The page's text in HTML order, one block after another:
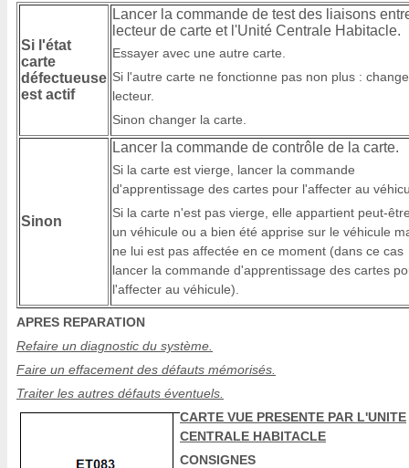
Si l'état
carte
défectueuse
est actif
Lancer la commande de test des liaisons
lecteur de carte et l'Unité Centrale Habitacle.
Essayer avec une autre carte.
Si l'autre carte ne fonctionne pas non plus :
lecteur.
Sinon changer la carte.
Sinon
Lancer la commande de contrôle de la carte.
Si la carte est vierge, lancer la commande
d'apprentissage des cartes pour l'affecter au
Si la carte n'est pas vierge, elle appartient peut-
un véhicule ou a bien été apprise sur le véhicule
ne lui est pas affectée en ce moment (dans ce cas
lancer la commande d'apprentissage des cartes
l'affecter au véhicule).
APRES REPARATION
Refaire un diagnostic du système.
Faire un effacement des défauts mémorisés.
Traiter les autres défauts éventuels.
CARTE VUE PRESENTE PAR L'UNITE
CENTRALE HABITACLE
CONSIGNES